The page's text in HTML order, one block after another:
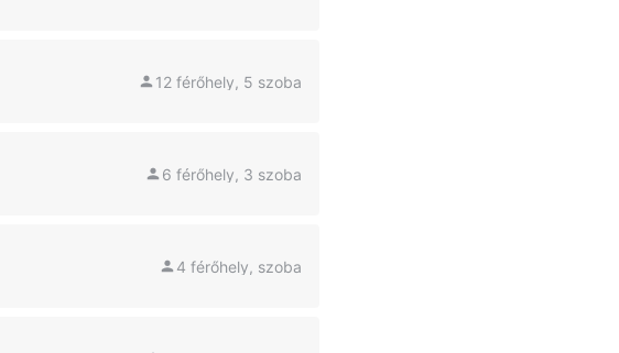
12 férőhely, 5 szoba
6 férőhely, 3 szoba
4 férőhely, szoba